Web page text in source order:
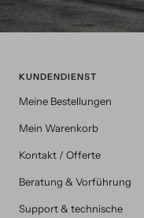
KUNDENDIENST
Meine Bestellungen
Mein Warenkorb
Kontakt / Offerte
Beratung & Vorführung
Support & technische